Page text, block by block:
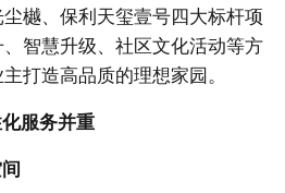
樾、保利天玺壹号四大标杆项
智慧升级、社区文化活动等方
打造高品质的理想家园。
服务并重